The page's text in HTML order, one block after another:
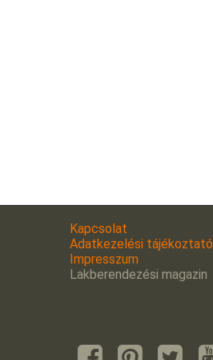
Kapcsolat
Adatkezelési tájékoztató
Impresszum
Lakberendezési magazin